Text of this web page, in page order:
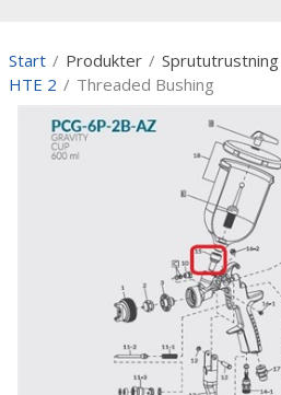
Start / Produkter / Sprututrustning
HTE 2 / Threaded Bushing